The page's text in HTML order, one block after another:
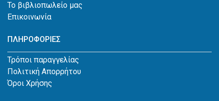
Το βιβλιοπωλείο μας
Επικοινωνία
ΠΛΗΡΟΦΟΡΙΕΣ
Τρόποι παραγγελίας
Πολιτική Απορρήτου
Όροι Χρήσης